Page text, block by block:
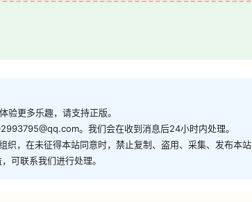
更多乐趣，请支持正版。
。我们会在收到消息后24小时内处理。
织，在未征得本站同意时，禁止复制、盗用、采集、发布本站
可联系我们进行处理。